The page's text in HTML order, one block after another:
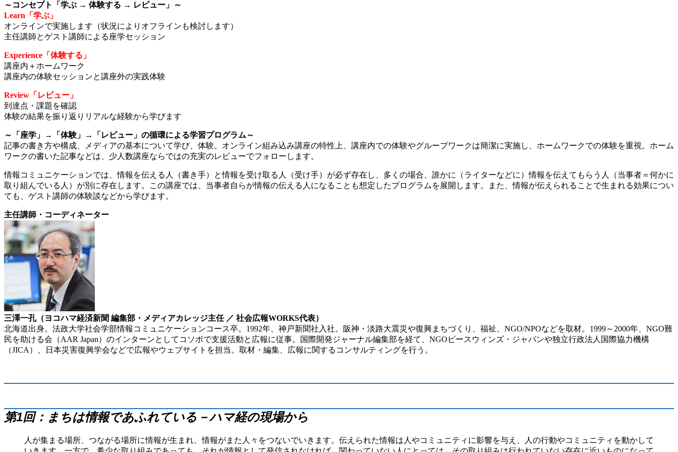
～コンセプト「学ぶ → 体験する → レビュー」～
Learn「学ぶ」
オンラインで実施します（状況によりオフラインも検討します）
主任講師とゲスト講師による座学セッション
Experience「体験する」
講座内＋ホームワーク
講座内の体験セッションと講座外の実践体験
Review「レビュー」
到達点・課題を確認
体験の結果を振り返りリアルな経験から学びます
～「座学」→「体験」→「レビュー」の循環による学習プログラム～
記事の書き方や構成、メディアの基本について学び、体験。オンライン組み込み講座の特性上、講座内での体験やグループワークは簡潔に実施し、ホームワークでの体験を重視。ホーム
ワークの書いた記事などは、少人数講座ならではの充実のレビューでフォローします。
情報コミュニケーションでは、情報を伝える人（書き手）と情報を受け取る人（受け手）が必ず存在し、多くの場合、誰かに（ライターなどに）情報を伝えてもらう人（当事者＝何かに
取り組んでいる人）が別に存在します。この講座では、当事者自らが情報の伝える人になることも想定したプログラムを展開します。また、情報が伝えられることで生まれる効果につい
ても、ゲスト講師の体験談などから学びます。
主任講師・コーディネーター
三澤一孔（ヨコハマ経済新聞 編集部・メディアカレッジ主任 ／ 社会広報WORKS代表）
北海道出身。法政大学社会学部情報コミュニケーションコース卒。1992年、神戸新聞社入社。阪神・淡路大震災や復興まちづくり、福祉、NGO/NPOなどを取材。1999～2000年、NGO難
民を助ける会（AAR Japan）のインターンとしてコソボで支援活動と広報に従事。国際開発ジャーナル編集部を経て、NGOピースウィンズ・ジャパンや独立行政法人国際協力機構
（JICA）、日本災害復興学会などで広報やウェブサイトを担当。取材・編集、広報に関するコンサルティングを行う。
第1回：まちは情報であふれている－ハマ経の現場から
人が集まる場所、つながる場所に情報が生まれ、情報がまた人々をつないでいきます。伝えられた情報は人やコミュニティに影響を与え、人の行動やコミュニティを動かして